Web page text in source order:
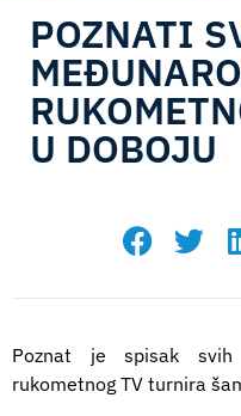
POZNATI
U DOBOJU
Poznat je spisak svih
rukometnog TV turnira